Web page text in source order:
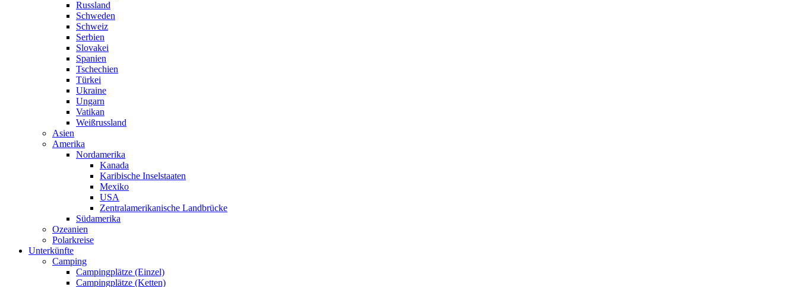
Russland
Schweden
Schweiz
Serbien
Slovakei
Spanien
Tschechien
Türkei
Ukraine
Ungarn
Vatikan
Weißrussland
Asien
Amerika
Nordamerika
Kanada
Karibische Inselstaaten
Mexiko
USA
Zentralamerikanische Landbrücke
Südamerika
Ozeanien
Polarkreise
Unterkünfte
Camping
Campingplätze (Einzel)
Campingplätze (Ketten)